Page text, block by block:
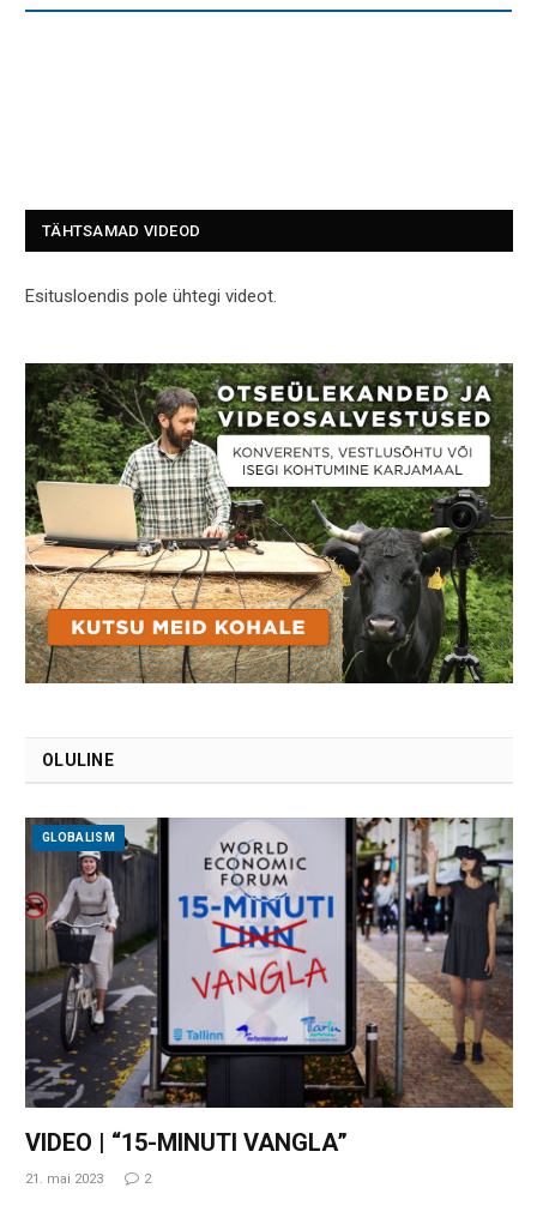
TÄHTSAMAD VIDEOD
Esitusloendis pole ühtegi videot.
OLULINE
GLOBALISM
VIDEO | “15-MINUTI VANGLA”
21. mai 2023 2